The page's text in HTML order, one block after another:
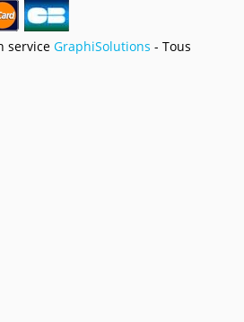
serviceGraphiSolutions - Tous